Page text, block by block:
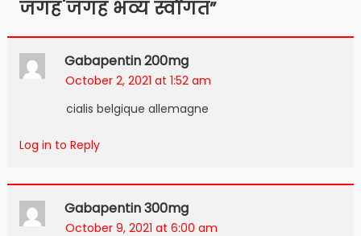
जगह जगह भव्य स्वागत”
Gabapentin 200mg
October 2, 2021 at 1:52 am
cialis belgique allemagne
Log in to Reply
Gabapentin 300mg
October 9, 2021 at 6:00 am